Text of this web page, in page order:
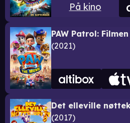
På kino
PAW Patrol: Filmen
2021
Det elleville
2017